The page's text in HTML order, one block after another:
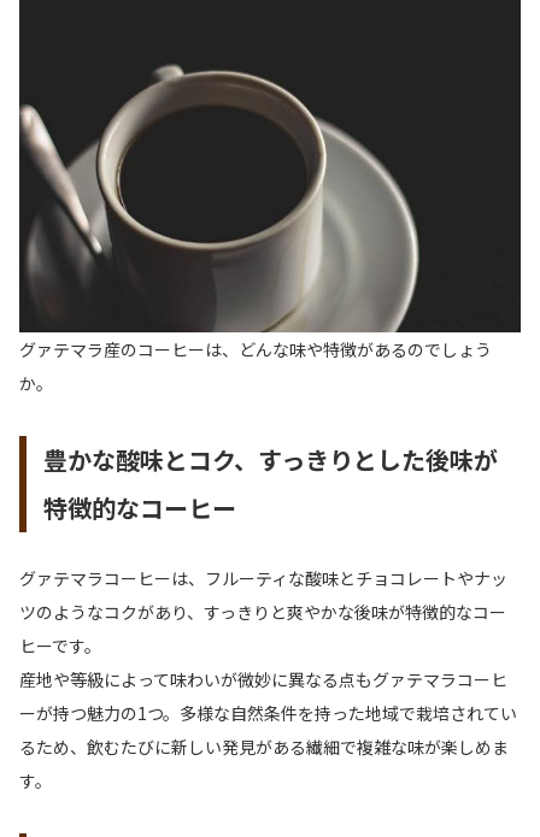
グァテマラ産のコーヒーは、どんな味や特徴があるのでしょう
か。
豊かな酸味とコク、すっきりとした後味が
特徴的なコーヒー
グァテマラコーヒーは、フルーティな酸味とチョコレートやナッ
ツのようなコクがあり、すっきりと爽やかな後味が特徴的なコー
ヒーです。
産地や等級によって味わいが微妙に異なる点もグァテマラコーヒ
ーが持つ魅力の1つ。多様な自然条件を持った地域で栽培されてい
るため、飲むたびに新しい発見がある繊細で複雑な味が楽しめま
す。